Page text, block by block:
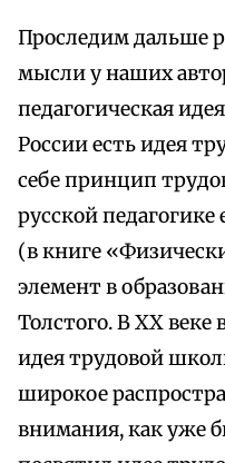
Проследим дальше
мысли у наших
педагогическая
России есть идея
себе принцип
русской
(в книге
элемент в
Толстого. В XX
идея трудовой
широкое
внимания, как уже